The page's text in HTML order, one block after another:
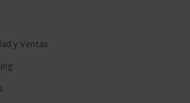
y Ventas